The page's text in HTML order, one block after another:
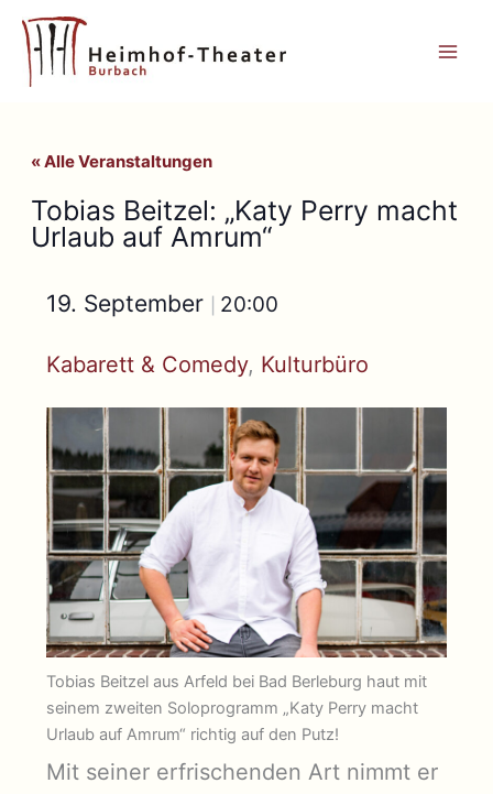
Inhalt
springen
« Alle Veranstaltungen
Tobias Beitzel: „Katy Perry macht
Urlaub auf Amrum“
19. September 20:00
Kabarett & Comedy, Kulturbüro
Tobias Beitzel aus Arfeld bei Bad Berleburg haut mit
seinem zweiten Soloprogramm „Katy Perry macht
Urlaub auf Amrum“ richtig auf den Putz!
Mit seiner erfrischenden Art nimmt er